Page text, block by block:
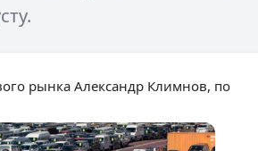
рынка Александр Климнов, по